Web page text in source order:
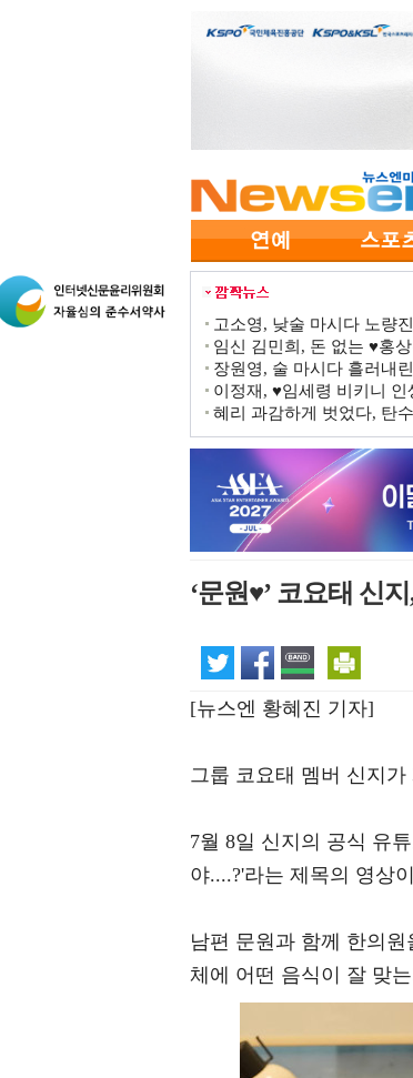
고소영, 낮술 마시다 노량
임신 김민희, 돈 없는 ♥홍
장원영, 술 마시다 흘러내
이정재, ♥임세령 비키니
혜리 과감하게 벗었다, 탄
‘문원♥’ 코요태 신
[뉴스엔 황혜진 기자]
그룹 코요태 멤버 신지
7월 8일 신지의 공식 유
야....?'라는 제목의 영상
남편 문원과 함께 한의
체에 어떤 음식이 잘 맞